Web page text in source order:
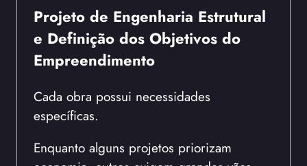
Projeto de Engenharia Estrutural
e Definição dos Objetivos do
Empreendimento
Cada obra possui necessidades
específicas.
Enquanto alguns projetos priorizam